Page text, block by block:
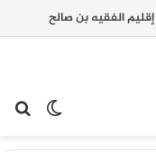
الفقيه بن صالح